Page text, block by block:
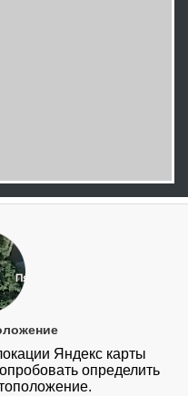
Яндекс карты
определить